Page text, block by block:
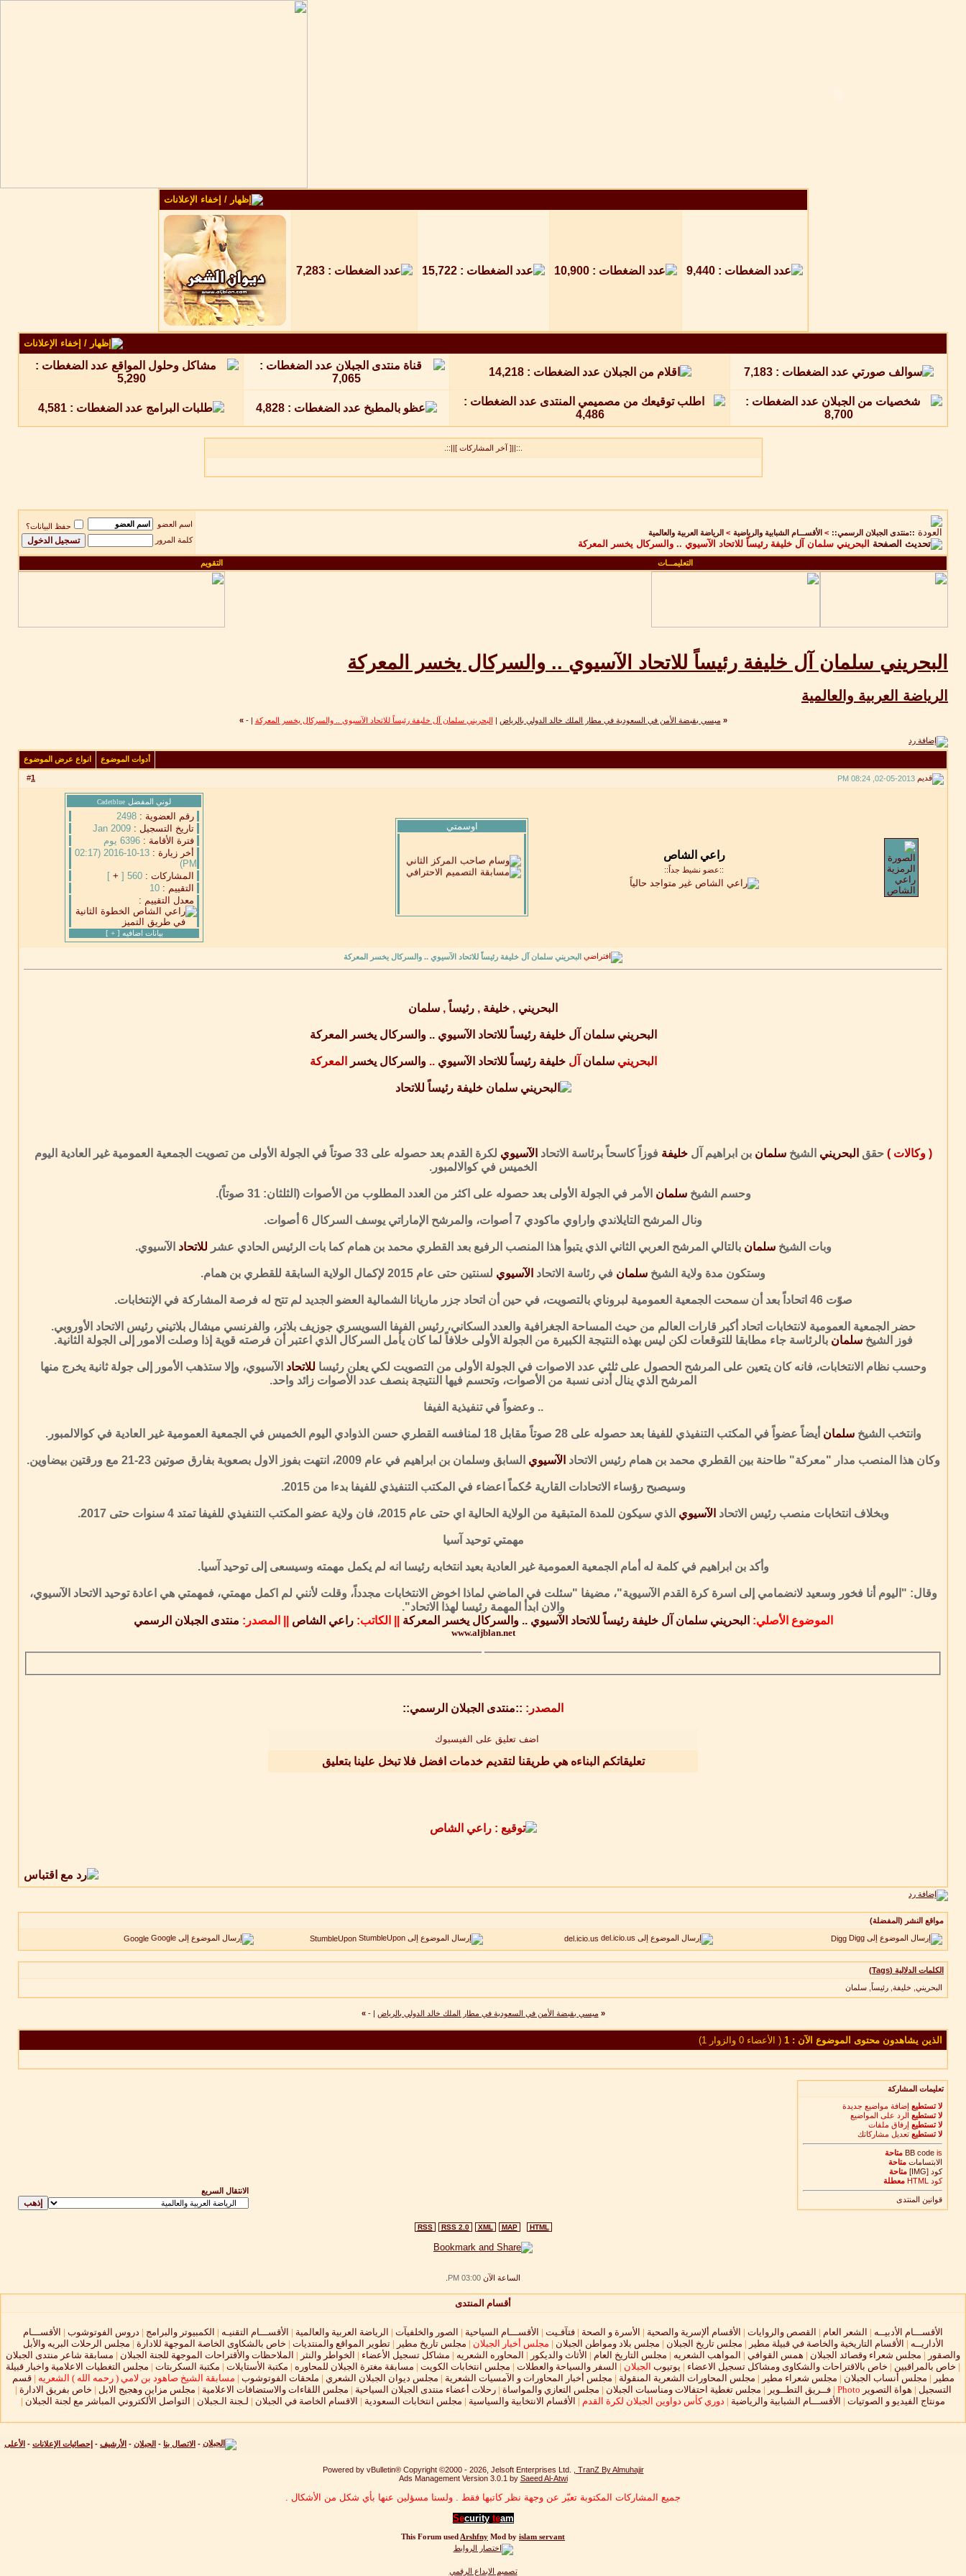
.::||[ آخر المشاركات ]||::.
::منتدى الجبلان الرسمي:: > الأقســـام الشبابية والرياضية > الرياضة العربية والعالمية
البحريني سلمان آل خليفة رئيساً للاتحاد الآسيوي .. والسركال يخسر المعركة
اسم العضو
حفظ البيانات؟
كلمة المرور
التعليمـــات التقويم
البحريني سلمان آل خليفة رئيساً للاتحاد الآسيوي .. والسركال يخسر المعركة
الرياضة العربية والعالمية
« ميسي بقبضة الأمن في السعودية في مطار الملك خالد الدولي بالرياض البحريني سلمان آل خليفة رئيساً للاتحاد الآسيوي .. والسركال يخسر المعركة |
-
»
أدوات الموضوع انواع عرض الموضوع
#1 02-05-2013, 08:24 PM
::عضو نشيط جداً::
اوسمتي
لوني المفضل Cadetblue
رقم العضوية : 2498
تاريخ التسجيل : Jan 2009
فترة الأقامة : 6396 يوم
أخر زيارة :
13-10-2016 (02:17
PM)
المشاركات : 560 [
+
]
التقييم : 10
معدل التقييم :
بيانات اضافيه [+
]
البحريني سلمان آل خليفة رئيساً للاتحاد الآسيوي .. والسركال يخسر المعركة
البحريني , خليفة , رئيساً , سلمان
البحريني سلمان آل خليفة رئيساً للاتحاد الآسيوي .. والسركال يخسر المعركة
البحرينيسلمان آلخليفةرئيساً للاتحاد الآسيوي..والسركاليخسر المعركة
( وكالات ) حقق البحريني الشيخسلمانبن ابراهيم آلخليفة فوزاً كاسحاً برئاسة الاتحاد الآسيوي
لكرة القدم بعد حصوله على 33 صوتاً في الجولة الأولى من تصويت الجمعية العمومية غير العادية اليوم
الخميس في كوالالمبور.
وحسم الشيخسلمان الأمر في الجولة الأولى بعد حصوله على اكثر من العدد المطلوب من الأصوات (الثلثان: 31 صوتاً).
ونال المرشح التايلاندي واراوي ماكودي 7 أصوات، والمرشح الإماراتي يوسف السركال 6 أصوات.
وبات الشيخسلمانبالتالي المرشح العربي الثاني الذي يتبوأ هذا المنصب الرفيع بعد القطري محمد بن همام كما بات الرئيس الحادي عشر للاتحاد الآسيوي.
وستكون مدة ولاية الشيخ سلمان في رئاسة الاتحاد الآسيوي لسنتين حتى عام 2015 لإكمال الولاية السابقة للقطري بن همام.
صوّت 46 اتحاداً بعد أن سمحت الجمعية العمومية لبروناي بالتصويت، في حين أن اتحاد جزر ماريانا الشمالية العضو الجديد لم تتح له فرصة المشاركة في الإنتخابات.
حضر الجمعية العمومية لانتخابات اتحاد أكبر قارات العالم من حيث المساحة الجغرافية والعدد السكاني، رئيس الفيفا السويسري جوزيف بلاتر، والفرنسي ميشال بلاتيني رئيس الاتحاد الأوروبي.
فوز الشيخسلمانبالرئاسة جاء مطابقا للتوقعات لكن ليس بهذه النتيجة الكبيرة من الجولة الأولى خلافاً لما كان يأمل السركال الذي اعتبر أن فرصته قوية إذا وصلت الامور إلى الجولة الثانية.
وحسب نظام الانتخابات، فانه كان يتعين على المرشح الحصول على ثلثي عدد الاصوات في الجولة الأولى من التصويت لكي يعلن رئيسا للاتحاد الآسيوي، وإلا ستذهب الأمور إلى جولة ثانية يخرج منها
المرشح الذي ينال أدنى نسبة من الأصوات، وتحسم فيها النتيجة بنصف عدد الأصوات زائد واحد.
.. وعضواً في تنفيذية الفيفا
وانتخب الشيخسلمان أيضاً عضواً في المكتب التنفيذي للفيفا بعد حصوله على 28 صوتاً مقابل 18 لمنافسه القطري حسن الذوادي اليوم الخميس في الجمعية العمومية غير العادية في كوالالمبور.
وكان هذا المنصب مدار "معركة" طاحنة بين القطري محمد بن همام رئيس الاتحاد الآسيوي السابق وسلمان بن ابراهيم في عام 2009، انتهت بفوز الاول بصعوبة بفارق صوتين 23-21 مع ورقتين بيضاوين.
وسيصبح رؤساء الاتحادات القارية حُكماً اعضاء في المكتب التنفيذي للفيفا بدءا من 2015.
وبخلاف انتخابات منصب رئيس الاتحاد الآسيوي الذي سيكون للمدة المتبقية من الولاية الحالية اي حتى عام 2015، فان ولاية عضو المكتب التنفيذي للفيفا تمتد 4 سنوات حتى 2017.
مهمتي توحيد آسيا
وأكد بن ابراهيم في كلمة له أمام الجمعية العمومية غير العادية بعيد انتخابه رئيسا انه لم يكمل مهمته وسيسعى إلى توحيد آسيا.
وقال: "اليوم أنا فخور وسعيد لانضمامي إلى اسرة كرة القدم الآسيوية"، مضيفا "سئلت في الماضي لماذا اخوض الانتخابات مجدداً، وقلت لأنني لم اكمل مهمتي، فمهمتي هي اعادة توحيد الاتحاد الآسيوي،
والان ابدأ المهمة رئيسا لهذا الاتحاد".
الموضوع الأصلي: البحريني سلمان آل خليفة رئيساً للاتحاد الآسيوي .. والسركال يخسر المعركة الكاتب:راعي الشاص المصدر: منتدى الجبلان الرسمي
www.aljblan.net
المصدر: ::منتدى الجبلان الرسمي::
اضف تعليق على الفيسبوك
تعليقاتكم البناءه هي طريقنا لتقديم خدمات افضل فلا تبخل علينا بتعليق
مواقع النشر (المفضلة)
Digg
del.icio.us
StumbleUpon
Google
الكلمات الدلالية (Tags)
البحريني خليفة رئيساً سلمان
« ميسي بقبضة الأمن في السعودية في مطار الملك خالد الدولي بالرياض |
-
»
الذين يشاهدون محتوى الموضوع الآن : 1 ( الأعضاء 0 والزوار 1)
تعليمات المشاركة
لا تستطيع إضافة مواضيع جديدة
لا تستطيع الرد على المواضيع
لا تستطيع إرفاق ملفات
لا تستطيع تعديل مشاركاتك
BB code is
متاحة
الابتسامات متاحة
كود [IMG]
متاحة
كود HTML
معطلة
قوانين المنتدى
الانتقال السريع
RSS RSS 2.0 XML MAP HTML
الساعة الآن 03:00 PM
أقسام المنتدى
الأقســـام الأدبيــه | الشعر العام | القصص والروايات | الأقسام ألإسرية والصحية | الأسرة و الصحة | فتآفـيت | الأقســـام السياحية | الصور والخلفيآت | الرياضة العربية والعالمية | الأقســـام التقنيـه | الكمبيوتر والبرامج | دروس الفوتوشوب | الأقســـام
الأداريــه | الأقسام التاريخية والخاصة في قبيلة مطير | مجلس تاريخ الجبلان | مجلس بلاد ومواطن الجبلان | مجلس أخبار الجبلان | مجلس تاريخ مطير |تطوير المواقع والمنتديات | خاص بالشكاوى الخاصة الموجهة للادارة | مجلس الرحلات البريه والأبل
والصقور | مجلس شعراء وقصائد الجبلان | همس القوافي | المواهب الشعريه | مجلس التاريخ العام | الأثاث والديكور | المحاوره الشعريه | مشاكل تسجيل الأعضاء | الخواطر والنثر | الملاحظات والأقتراحات الموجهة للجنة الجبلان | مسابقة شاعر منتدى الجبلان
| خاص بالمراقبين | خاص بالاقتراحات والشكاوى ومشاكل تسجيل الاعضاء | يوتيوب الجبلان | السفر والسياحة والعطلات | مجلس انتخابات الكويت | مسابقة مغترة الجبلان للمحاوره | مكتبة الأستايلات | مكتبة السكربتات | مجلس التغطيات الاعلامية واخبار قبيلة
مطير | مجلس أنساب الجبلان | مجلس شعراء مطير | مجلس المحاورات الشعرية المنقولة | مجلس أخبار المحاورات و الآمسيات الشعرية | مجلس ديوان الجبلان الشعري | ملحقات الفوتوشوب | مسابقة الشيخ صاهود بن لامي ( رحمه الله ) الشعريه |قسم
التسجيل | هواة التصوير Photo
|فــريق التطــوير | مجلس تغطية احتفالات ومناسبات الجبلان | مجلس التعازي والمواساة |رحلات أعضاء منتدى الجبلان السياحية | مجلس اللقاءات والاستضافات الاعلامية | مجلس مزاين وهجيج الابل | خاص بفريق الادارة |
مونتاج الفيديو و الصوتيات | الأقســـام الشبابية والرياضية | دوري كأس دواوين الجبلان لكرة القدم | الأقسام الانتخابية والسياسية | مجلس انتخابات السعودية | الاقسام الخاصة في الجبلان | لـجنة الـجبلان | التواصل الألكتروني المباشر مع لجنة الجبلان |
- الاتصال بنا - الجبلان - الأرشيف - إحصائيات الإعلانات - الأعلى
Powered by vBulletin® Copyright ©2000 - 2026, Jelsoft Enterprises Ltd. ,
TranZ By Almuhajir
Ads Management Version 3.0.1 by Saeed Al-Atwi
جميع المشاركات المكتوبة تعبّر عن وجهة نظر كاتبها فقط . ولسنا مسؤلين عنها بأي شكل من الأشكال .
Security team
This Forum used Arshfny Mod by islam servant
تصميم الابداع الرقمي